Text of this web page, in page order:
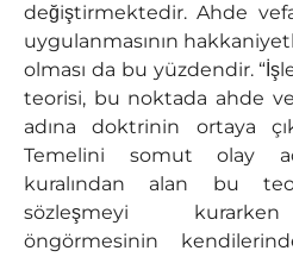
değiştirmektedir. Ahde
uygulanmasının
olması da bu yüzdendir.
teorisi, bu noktada ahde
adına doktrinin ortaya
Temelini somut olay
kuralından alan bu
sözleşmeyi kurarken
öngörmesinin